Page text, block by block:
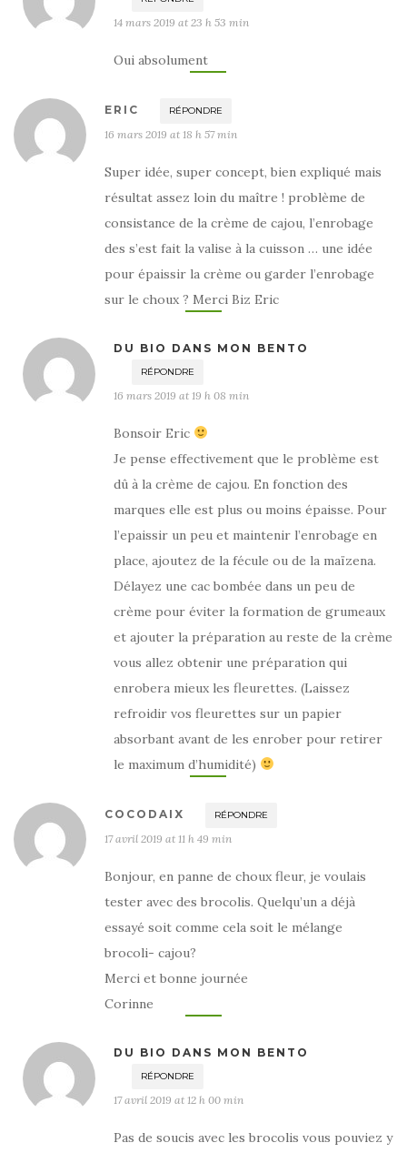
14 mars 2019 at 23 h 53 min
Oui absolument
ERIC RÉPONDRE
16 mars 2019 at 18 h 57 min
Super idée, super concept, bien expliqué mais
résultat assez loin du maître ! problème de
consistance de la crème de cajou, l’enrobage
des s’est fait la valise à la cuisson … une idée
pour épaissir la crème ou garder l’enrobage
sur le choux ? Merci Biz Eric
DU BIO DANS MON BENTO
RÉPONDRE
16 mars 2019 at 19 h 08 min
Bonsoir Eric
Je pense effectivement que le problème est
dû à la crème de cajou. En fonction des
marques elle est plus ou moins épaisse. Pour
l’epaissir un peu et maintenir l’enrobage en
place, ajoutez de la fécule ou de la maïzena.
Délayez une cac bombée dans un peu de
crème pour éviter la formation de grumeaux
et ajouter la préparation au reste de la crème
vous allez obtenir une préparation qui
enrobera mieux les fleurettes. (Laissez
refroidir vos fleurettes sur un papier
absorbant avant de les enrober pour retirer
le maximum d’humidité)
COCODAIX RÉPONDRE
17 avril 2019 at 11 h 49 min
Bonjour, en panne de choux fleur, je voulais
tester avec des brocolis. Quelqu’un a déjà
essayé soit comme cela soit le mélange
brocoli- cajou?
Merci et bonne journée
Corinne
DU BIO DANS MON BENTO
RÉPONDRE
17 avril 2019 at 12 h 00 min
Pas de soucis avec les brocolis vous pouviez y